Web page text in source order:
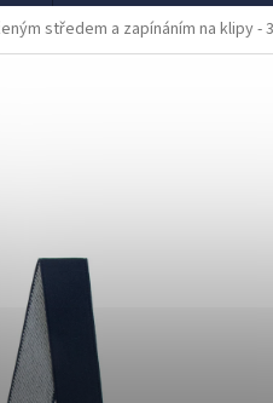
středem a zapínáním na klipy -